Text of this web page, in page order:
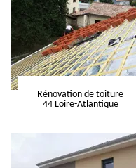
Rénovation de toiture
44 Loire-Atlantique